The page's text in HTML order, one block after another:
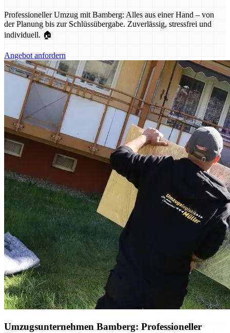
Professioneller Umzug mit Bamberg: Alles aus einer Hand – von
der Planung bis zur Schlüssübergabe. Zuverlässig, stressfrei und
individuell. 🏠
Angebot anfordern
Umzugsunternehmen Bamberg: Professioneller